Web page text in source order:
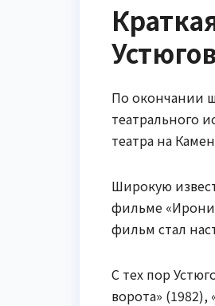
По окончании
театрального
театра на
Широкую
фильме
фильм стал
С тех пор
ворота»